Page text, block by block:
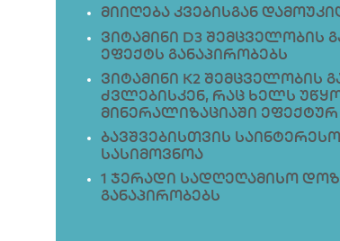
მიიღება კვებისგან
ვიტამინი D3 შემცველობის
ეფექტს განაპირობებს
ვიტამინი K2 შემცველობის
ძვლებისკენ, რაც ხელს
მინერალიზაციაში
ბავშვებისთვის
სასიმოვნოა
1 ჯერადი სადღეღამისო
განაპირობებს